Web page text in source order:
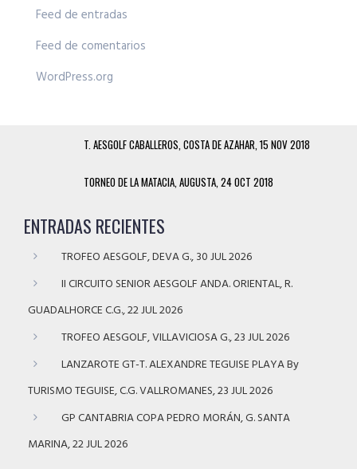
Feed de entradas
Feed de comentarios
WordPress.org
T. AESGOLF CABALLEROS, COSTA DE AZAHAR, 15 NOV 2018
TORNEO DE LA MATACIA, AUGUSTA, 24 OCT 2018
ENTRADAS RECIENTES
TROFEO AESGOLF, DEVA G., 30 JUL 2026
II CIRCUITO SENIOR AESGOLF ANDA. ORIENTAL, R.
GUADALHORCE C.G., 22 JUL 2026
TROFEO AESGOLF, VILLAVICIOSA G., 23 JUL 2026
LANZAROTE GT-T. ALEXANDRE TEGUISE PLAYA By
TURISMO TEGUISE, C.G. VALLROMANES, 23 JUL 2026
GP CANTABRIA COPA PEDRO MORÁN, G. SANTA
MARINA, 22 JUL 2026